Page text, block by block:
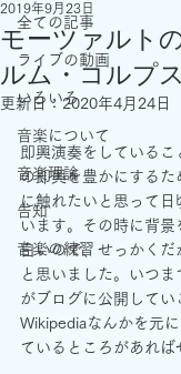
全ての記事
ライブの動画
いろいろ
音楽について
音楽理論
告知
音楽の練習
モーツァルト
ルム・コルプス
2019年9月23日
更新日：2020年4月24日
即興演奏をしている
の即興を豊かにするた
に触れたいと思って日
います。その時に背
白いので、せっかくだ
と思いました。いつ
がブログに公開してい
Wikipediaなんかを元
ているところがあれば